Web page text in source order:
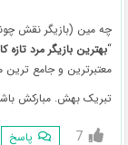
چه مین (بازیگر نقش
“بهترین بازیگر مرد تازه
معتبرترین و جامع ترین
تبریک بهش. مبارکش
7 پاسخ